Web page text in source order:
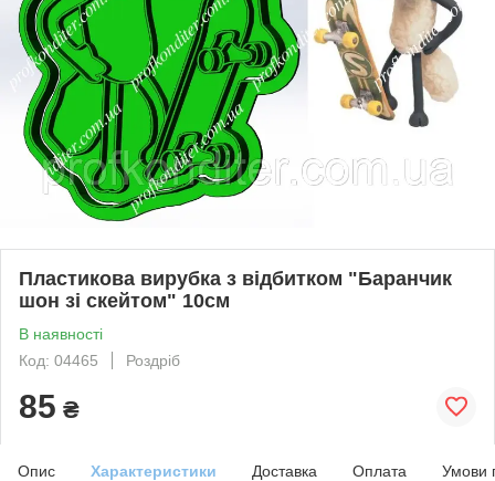
Пластикова вирубка з відбитком "Баранчик
шон зі скейтом" 10см
В наявності
Код: 04465
Роздріб
85 ₴
Опис Характеристики Доставка Оплата Умови